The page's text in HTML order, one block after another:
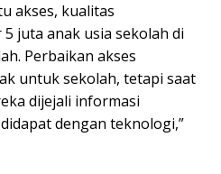
akses, kualitas
juta anak usia sekolah di
Perbaikan akses
untuk sekolah, tetapi saat
dijejali informasi
dengan teknologi,”